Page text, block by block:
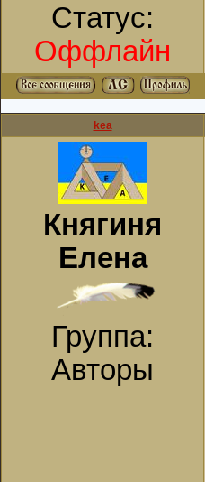
Статус:
Оффлайн
kea
Княгиня
Елена
Группа:
Авторы